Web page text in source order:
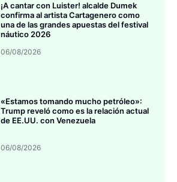
¡A cantar con Luister! alcalde Dumek
confirma al artista Cartagenero como
una de las grandes apuestas del festival
náutico 2026
06/08/2026
«Estamos tomando mucho petróleo»:
Trump reveló como es la relación actual
de EE.UU. con Venezuela
06/08/2026